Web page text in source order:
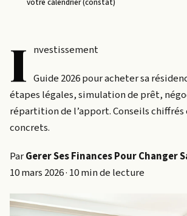
votre calendrier (constat)
I nvestissement
Guide 2026 pour acheter sa
étapes légales, simulation de prêt,
répartition de l’apport. Conseils
concrets.
ParGerer Ses Finances Pour Changer
10 mars 2026 · 10 min de lecture